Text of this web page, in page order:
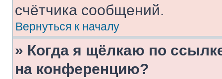
счётчика сообщений.
Вернуться к началу
» Когда я щёлкаю по
на конференцию?